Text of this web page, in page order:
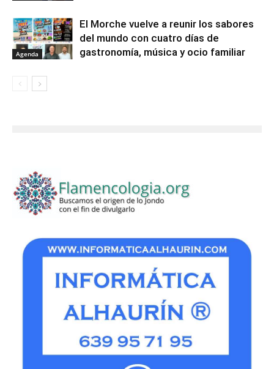
Agenda
El Morche vuelve a reunir los sabores
del mundo con cuatro días de
gastronomía, música y ocio familiar